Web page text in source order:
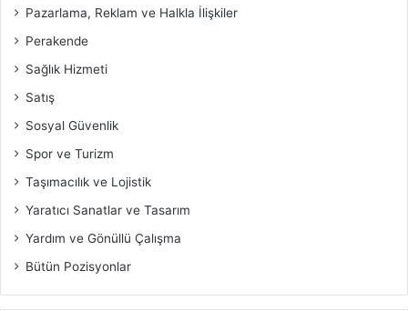
Pazarlama, Reklam ve Halkla İlişkiler
Perakende
Sağlık Hizmeti
Satış
Sosyal Güvenlik
Spor ve Turizm
Taşımacılık ve Lojistik
Yaratıcı Sanatlar ve Tasarım
Yardım ve Gönüllü Çalışma
Bütün Pozisyonlar